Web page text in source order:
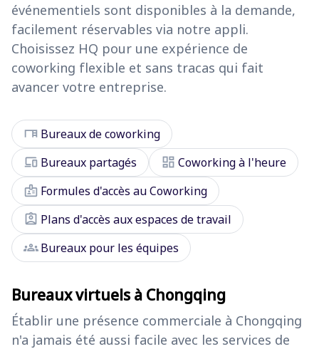
événementiels sont disponibles à la demande,
facilement réservables via notre appli.
Choisissez HQ pour une expérience de
coworking flexible et sans tracas qui fait
avancer votre entreprise.
desk Bureaux de coworking
devices Bureaux partagés dashboard Coworking à l'heure
badge Formules d'accès au Coworking
assignment_ind Plans d'accès aux espaces de travail
groupsBureaux pour les équipes
Bureaux virtuels à Chongqing
Établir une présence commerciale à Chongqing
n'a jamais été aussi facile avec les services de